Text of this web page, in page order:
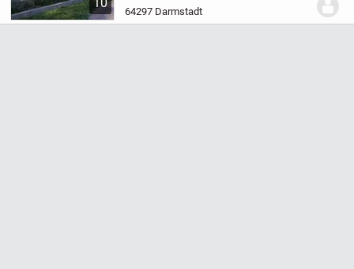
genau auf deine Wünsche und
Vorstellungen zugeschnitten wird. Das
64297 Darmstadt